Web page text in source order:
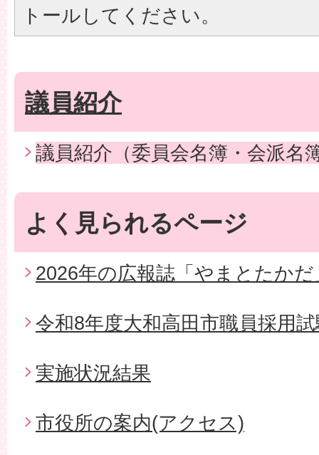
トールしてください。
議員紹介
議員紹介（委員会名簿・会派名
よく見られるページ
2026年の広報誌「やまとたかだ
令和8年度大和高田市職員採用
実施状況結果
市役所の案内(アクセス)